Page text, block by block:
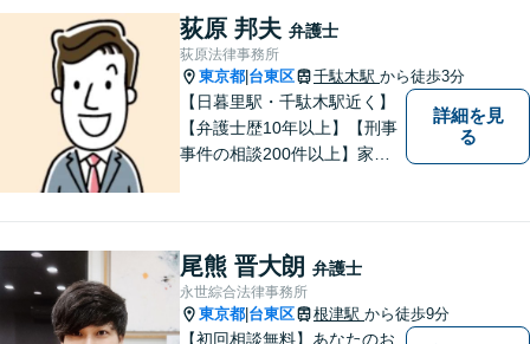
ださい。依頼者様の声を大切
にし、適切に対処して参りま
す。
荻原 邦夫 弁護士
荻原法律事務所
東京都 台東区 千駄木駅 から徒歩3分
【日暮里駅・千駄木駅近く】
【弁護士歴10年以上】【刑事
事件の相談200件以上】家族
トラブルにも対応。明瞭な弁
護士費用で安心のサポート
を。【休日・夜間相談可能】
詳細を見
る
尾熊 晋大朗 弁護士
永世綜合法律事務所
東京都 台東区 根津駅 から徒歩9分
【初回相談無料】あなたのお